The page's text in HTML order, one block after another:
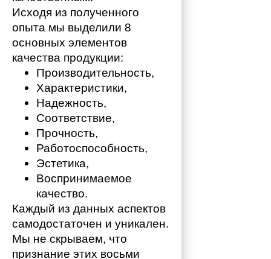
Исходя из полученного
опыта мы выделили 8
основных элементов
качества продукции:
Производительность,
Характеристики,
Надежность,
Соответствие,
Прочность,
Работоспособность,
Эстетика,
Воспринимаемое
качество.
Каждый из данных аспектов
самодостаточен и уникален.
Мы не скрываем, что
признание этих восьми